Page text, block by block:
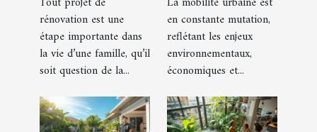
Bordeaux ?
rénovation est une
étape importante dans
la vie d’une famille, qu’il
soit question de la...
dans une
grande ville
française
en constante mutation,
reflétant les enjeux
environnementaux,
économiques et...